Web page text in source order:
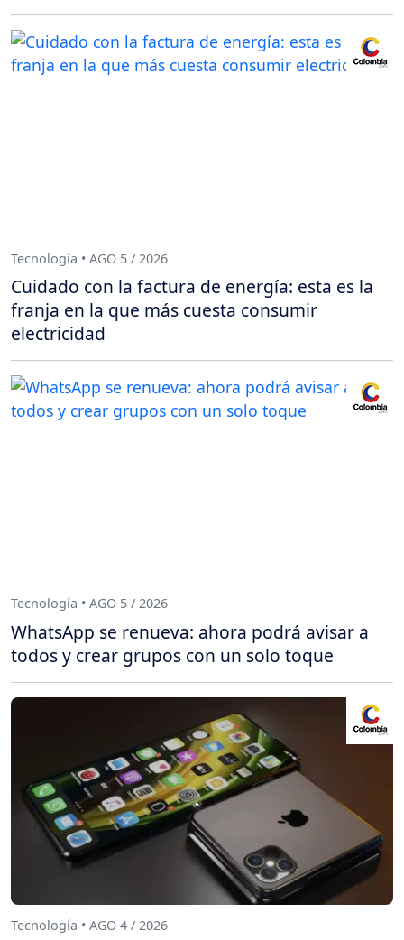
Tecnología • AGO 5 / 2026
Cuidado con la factura de energía: esta es la
franja en la que más cuesta consumir
electricidad
Tecnología • AGO 5 / 2026
WhatsApp se renueva: ahora podrá avisar a
todos y crear grupos con un solo toque
Tecnología • AGO 4 / 2026